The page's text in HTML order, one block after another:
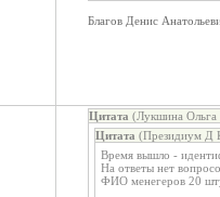
Благов Денис
Цитата (Лукшина
Цитата (Президиум Д
Время вышло -
На ответы нет
ФИО менегеров 20